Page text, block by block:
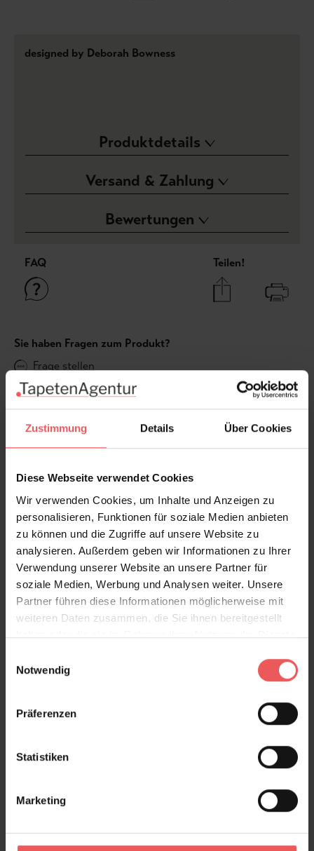
Zustimmung Details Über Cookies
Diese Webseite verwendet Cookies
Wir verwenden Cookies, um Inhalte und Anzeigen zu
personalisieren, Funktionen für soziale Medien anbieten
zu können und die Zugriffe auf unsere Website zu
analysieren. Außerdem geben wir Informationen zu Ihrer
Verwendung unserer Website an unsere Partner für
soziale Medien, Werbung und Analysen weiter. Unsere
Partner führen diese Informationen möglicherweise mit
weiteren Daten zusammen, die Sie ihnen bereitgestellt
haben oder die sie im Rahmen Ihrer Nutzung der Dienste
Notwendig
Präferenzen
Statistiken
Marketing
designed by Deborah Bowness
Produktdetails
Versand & Zahlung
Bewertungen
FAQ Teilen!
Sie haben Fragen zum Produkt?
Frage stellen
+49 (0)221 932 81 82
Genuine Fake Books, grey